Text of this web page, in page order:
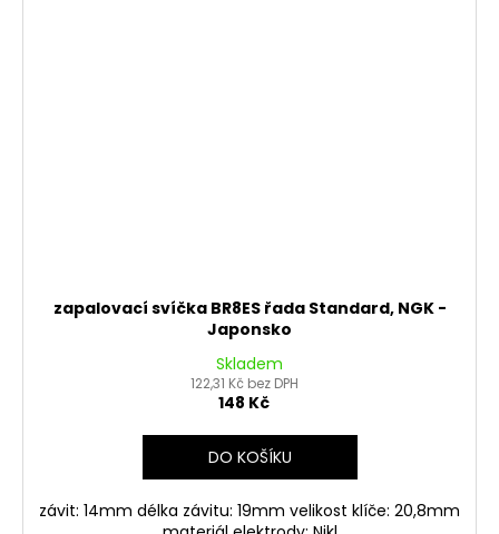
zapalovací svíčka BR8ES řada Standard, NGK -
Japonsko
Skladem
122,31 Kč bez DPH
148 Kč
DO KOŠÍKU
závit: 14mm délka závitu: 19mm velikost klíče: 20,8mm